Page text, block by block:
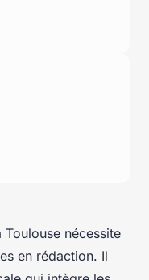
nécessite
en rédaction. Il